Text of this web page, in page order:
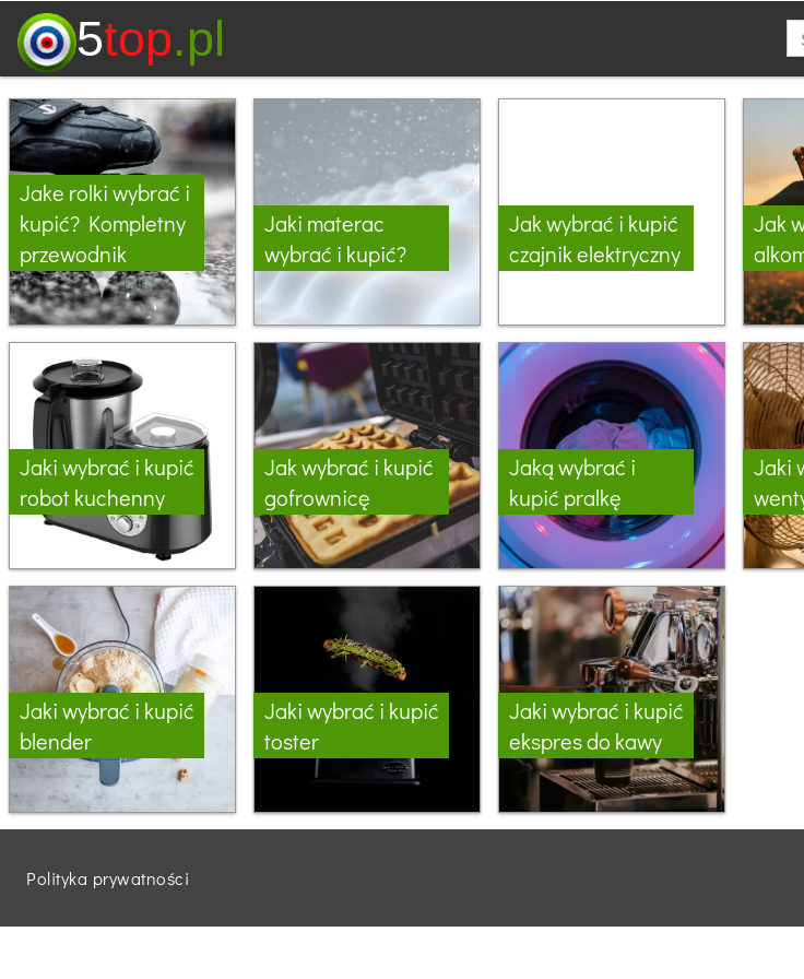
5top.pl
Jake rolki wybrać i
kupić? Kompletny
przewodnik
Jaki materac
wybrać i kupić?
Jak wybrać i kupić
czajnik elektryczny
Jak
Jaki wybrać i kupić
robot kuchenny
Jak wybrać i kupić
gofrownicę
Jaką wybrać i
kupić pralkę
Jaki
Jaki wybrać i kupić
blender
Jaki wybrać i kupić
toster
Jaki wybrać i kupić
ekspres do kawy
Polityka prywatności